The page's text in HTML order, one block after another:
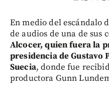
En medio del escándalo
de audios de una de sus
Alcocer, quien fuera la
presidencia de Gustavo
Suecia, donde fue
productora Gunn